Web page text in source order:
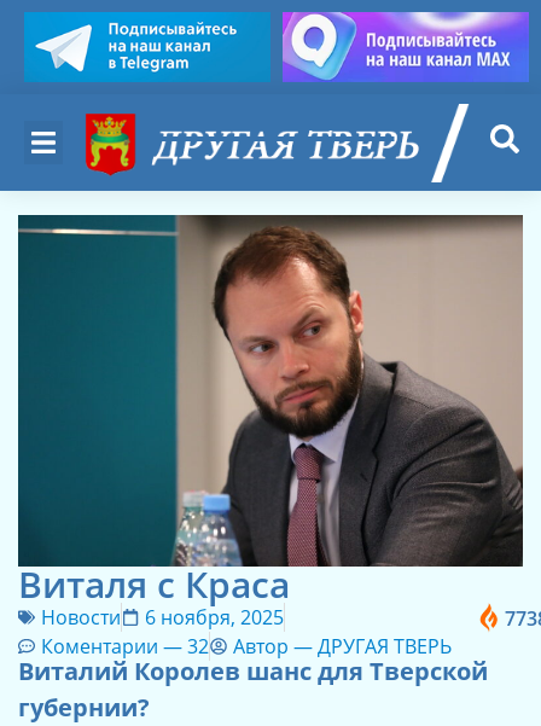
Виталя с Краса
Новости
6 ноября, 2025
Коментарии —32 Автор —ДРУГАЯ ТВЕРЬ
Виталий Королев шанс для Тверской
губернии?